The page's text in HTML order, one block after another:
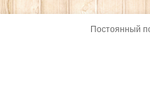
Постоянный